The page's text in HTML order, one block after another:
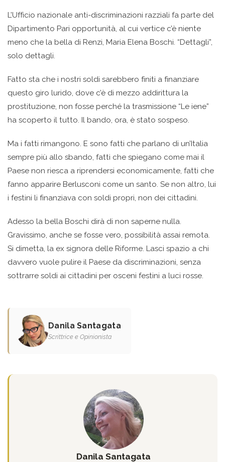
L’Ufficio nazionale anti-discriminazioni razziali fa parte del
Dipartimento Pari opportunità, al cui vertice c’è niente
meno che la bella di Renzi, Maria Elena Boschi. “Dettagli”,
solo dettagli.
Fatto sta che i nostri soldi sarebbero finiti a finanziare
questo giro lurido, dove c’è di mezzo addirittura la
prostituzione, non fosse perché la trasmissione “Le iene”
ha scoperto il tutto. Il bando, ora, è stato sospeso.
Ma i fatti rimangono. E sono fatti che parlano di un’Italia
sempre più allo sbando, fatti che spiegano come mai il
Paese non riesca a riprendersi economicamente, fatti che
fanno apparire Berlusconi come un santo. Se non altro, lui
i festini li finanziava con soldi propri, non dei cittadini.
Adesso la bella Boschi dirà di non saperne nulla.
Gravissimo, anche se fosse vero, possibilità assai remota.
Si dimetta, la ex signora delle Riforme. Lasci spazio a chi
davvero vuole pulire il Paese da discriminazioni, senza
sottrarre soldi ai cittadini per osceni festini a luci rosse.
Danila Santagata
Scrittrice e Opinionista
Danila Santagata